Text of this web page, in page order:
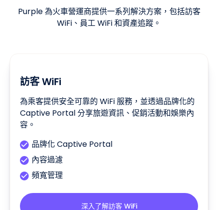
Purple 為火車營運商提供一系列解決方案，包括訪客
WiFi、員工 WiFi 和資產追蹤。
訪客 WiFi
為乘客提供安全可靠的 WiFi 服務，並透過品牌化的
Captive Portal 分享旅遊資訊、促銷活動和娛樂內
容。
品牌化 Captive Portal
內容過濾
頻寬管理
深入了解訪客 WiFi